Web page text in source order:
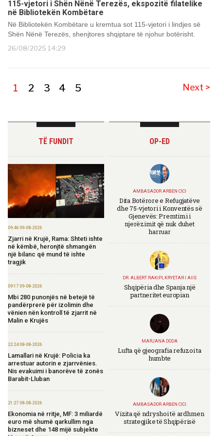
115-vjetori i Shën Nënë Terezës, ekspozitë filatelike
në Bibliotekën Kombëtare
Në Bibliotekën Kombëtare u kremtua sot 115-vjetori i lindjes së
Shën Nënë Terezës, shenjtores shqiptare të njohur botërisht.
26/08/2025 14:29
1 2 3 4 5 Next >
TË FUNDIT
09:46 09-08-2026
Zjarri në Krujë, Rama: Shteti ishte
në këmbë, heronjtë shmangën
një bilanc që mund të ishte
tragjik
09:17 09-08-2026
Mbi 280 punonjës në betejë të
pandërprerë për izolimin dhe
vënien nën kontroll të zjarrit në
Malin e Krujës
22:24 08-08-2026
Lamallari në Krujë: Policia ka
arrestuar autorin e zjarrvënies.
Nis evakuimi i banorëve të zonës
Barabit-Lluban
21:27 08-08-2026
Ekonomia në rritje, MF: 3 miliardë
euro më shumë qarkullim nga
bizneset dhe 148 mijë subjekte
OP-ED
AMBASADOR ARBEN CICI
Dita Botërore e Refugjatëve
dhe 75-vjetori i Konventës së
Gjenevës: Premtimi i
njerëzimit që nuk duhet
harruar
DR. ALBERT RAKIPI, KRYETAR I AIIS
Shqipëria dhe Spanja një
partneritet europian
MARJANA DODA
Lufta që gjeografia refuzoi ta
humbte
AMBASADOR ARBEN CICI
Vizita që ndryshoi të ardhmen
strategjike të Shqipërisë